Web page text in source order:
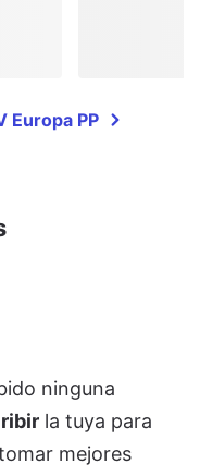
Europa PP
ninguna
la tuya para
mejores